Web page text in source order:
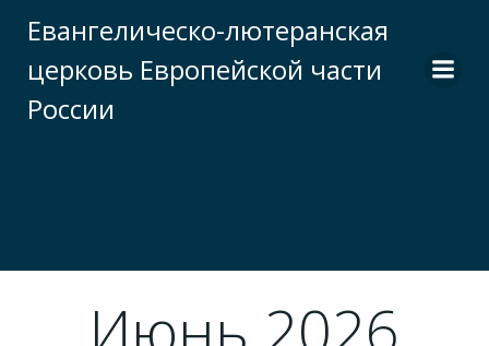
к
содержимому
Евангелическо-лютеранская
церковь Европейской части
России
Июнь 2026